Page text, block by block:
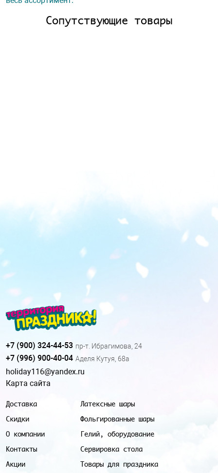
Сопутствующие товары
Доставка
Скидки
О компании
Контакты
Акции
Латексные шары
Фольгированные шары
Гелий, оборудование
Сервировка стола
Товары для праздника
+7 (900) 324-44-53 пр-т. Ибрагимова, 24
+7 (996) 900-40-04 Аделя Кутуя, 68а
holiday116@yandex.ru
Карта сайта